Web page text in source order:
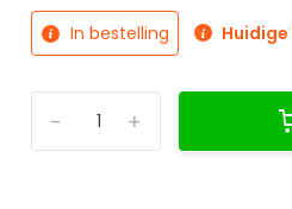
In bestelling
+
-